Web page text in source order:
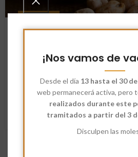
¡Nos vamos de
Desde el día 13 hasta el 30
web permanecerá activa, pero
realizados durante este
tramitados a partir del 3
Disculpen las
como parte de una
Beneficios de consumir legumbres
variada: lentejas, judías,
SEGUIR